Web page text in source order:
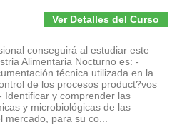
Ver Detalles del Curso
conseguirá al estudiar este
Alimentaria Nocturno es: -
técnica utilizada en la
de los procesos product?vos
Identificar y comprender las
y microbiológicas de las
para su co...